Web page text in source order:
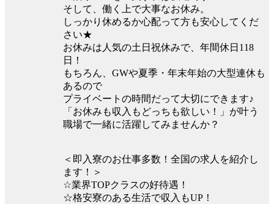
そして、働く上で大事なお休み。
しっかり休めるか心配って方も安心してくだ
さい★
お休みは人気の土日祝休みで、年間休日118
日！
もちろん、GWや夏季・年末年始の大型連休も
あるので
プライベートの時間だって大切にできます♪
「お休みも収入もどっちも欲しい！」が叶う
職場で一緒に活躍してみませんか？
＜即入寮のお仕事多数！全国の求人を紹介し
ます！＞
☆業界TOPクラスの好待遇！
☆格安寮のある生活で収入もUP！